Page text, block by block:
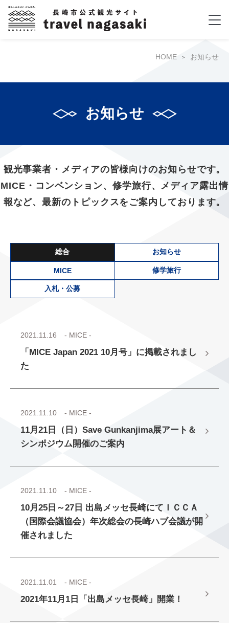
HOME お知らせ
お知らせ
観光事業者・メディアの皆様向けのお知らせです。
MICE・コンベンション、修学旅行、メディア露出情
報など、最新のトピックスをご案内しております。
総合 お知らせ
MICE 修学旅行
入札・公募
2021.11.16 - MICE -
「MICE Japan 2021 10月号」に掲載されまし
た
2021.11.10 - MICE -
11月21日（日）Save Gunkanjima展アート＆
シンポジウム開催のご案内
2021.11.10 - MICE -
10月25日～27日 出島メッセ長崎にてＩＣＣＡ
（国際会議協会）年次総会の長崎ハブ会議が開
催されました
2021.11.01 - MICE -
2021年11月1日「出島メッセ長崎」開業！